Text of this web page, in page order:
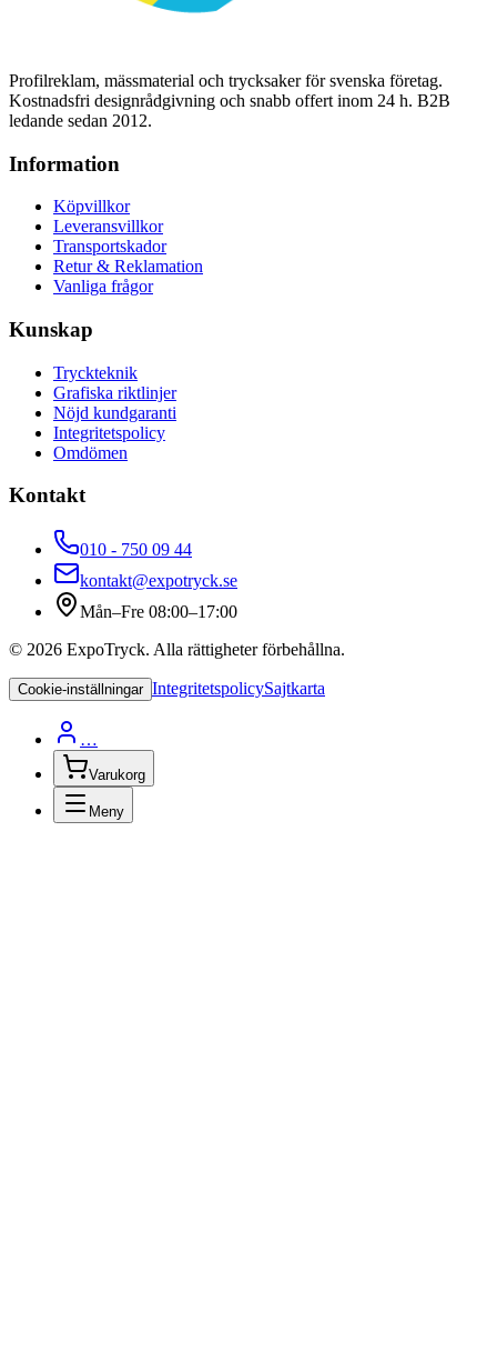
Profilreklam, mässmaterial och trycksaker för svenska företag.
Kostnadsfri designrådgivning och snabb offert inom 24 h. B2B
ledande sedan 2012.
Information
Köpvillkor
Leveransvillkor
Transportskador
Retur & Reklamation
Vanliga frågor
Kunskap
Tryckteknik
Grafiska riktlinjer
Nöjd kundgaranti
Integritetspolicy
Omdömen
Kontakt
010 - 750 09 44
kontakt@expotryck.se
Mån–Fre 08:00–17:00
© 2026 ExpoTryck. Alla rättigheter förbehållna.
Cookie-inställningar IntegritetspolicySajtkarta
…
Varukorg
Meny